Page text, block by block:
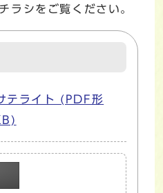
ラシをご覧ください。
テライト (PDF形